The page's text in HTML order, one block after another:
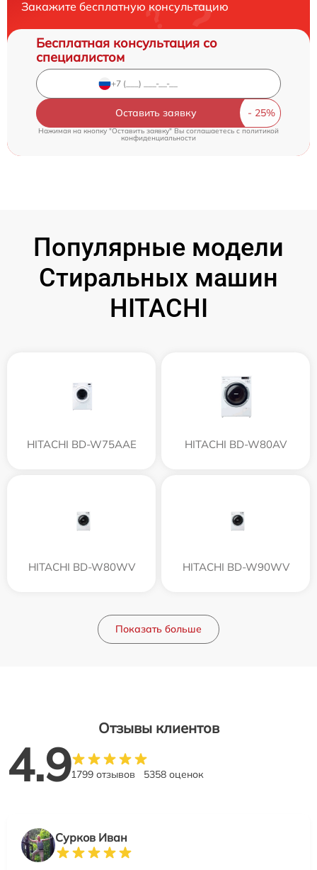
Закажите бесплатную консультацию
Бесплатная консультация со
специалистом
Оставить заявку
Нажимая на кнопку "Оставить заявку" Вы соглашаетесь cполитикой
конфиденциальности
Популярные модели
Стиральных машин
HITACHI
HITACHI BD-W75AAE HITACHI BD-W80AV
HITACHI BD-W80WV HITACHI BD-W90WV
Показать больше
Отзывы клиентов
4.91799 отзывов 5358 оценок
Сурков Иван